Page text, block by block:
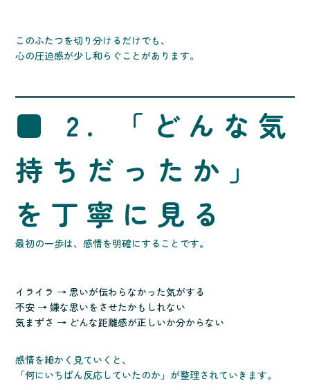
このふたつを切り分けるだけでも、
心の圧迫感が少し和らぐことがあります。
■ 2. 「どんな気
持ちだったか」
を丁寧に見る
最初の一歩は、感情を明確にすることです。
イライラ → 思いが伝わらなかった気がする
不安 → 嫌な思いをさせたかもしれない
気まずさ → どんな距離感が正しいか分からない
感情を細かく見ていくと、
「何にいちばん反応していたのか」が整理されていきます。